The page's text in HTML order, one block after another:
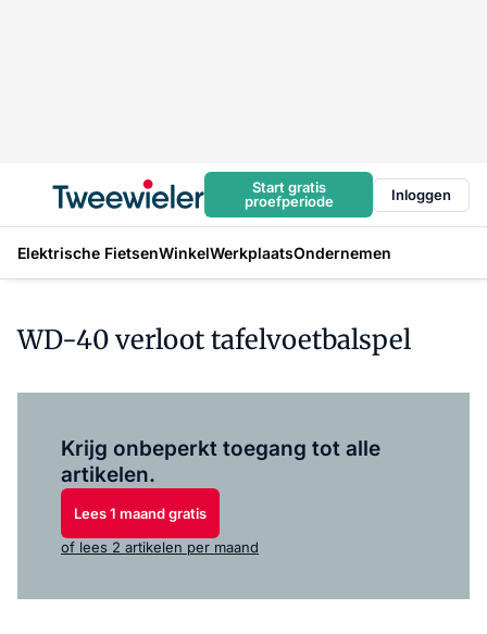
Start gratis
proefperiode
Inloggen
Elektrische FietsenWinkelWerkplaatsOndernemen
WD-40 verloot tafelvoetbalspel
Krijg onbeperkt toegang tot alle
artikelen.
Lees 1 maand gratis
of lees 2 artikelen per maand